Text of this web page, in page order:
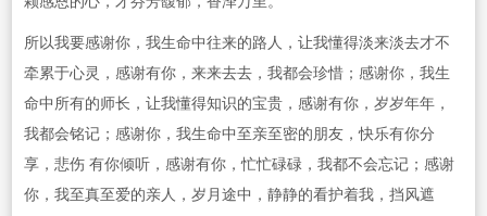
所以我要感谢你，我生命中往来的路人，让我懂得淡来淡去才不
牵累于心灵，感谢有你，来来去去，我都会珍惜；感谢你，我生
命中所有的师长，让我懂得知识的宝贵，感谢有你，岁岁年年，
我都会铭记；感谢你，我生命中至亲至密的朋友，快乐有你分
享，悲伤 有你倾听，感谢有你，忙忙碌碌，我都不会忘记；感谢
你，我至真至爱的亲人，岁月途中，静静的看护着我，挡风遮